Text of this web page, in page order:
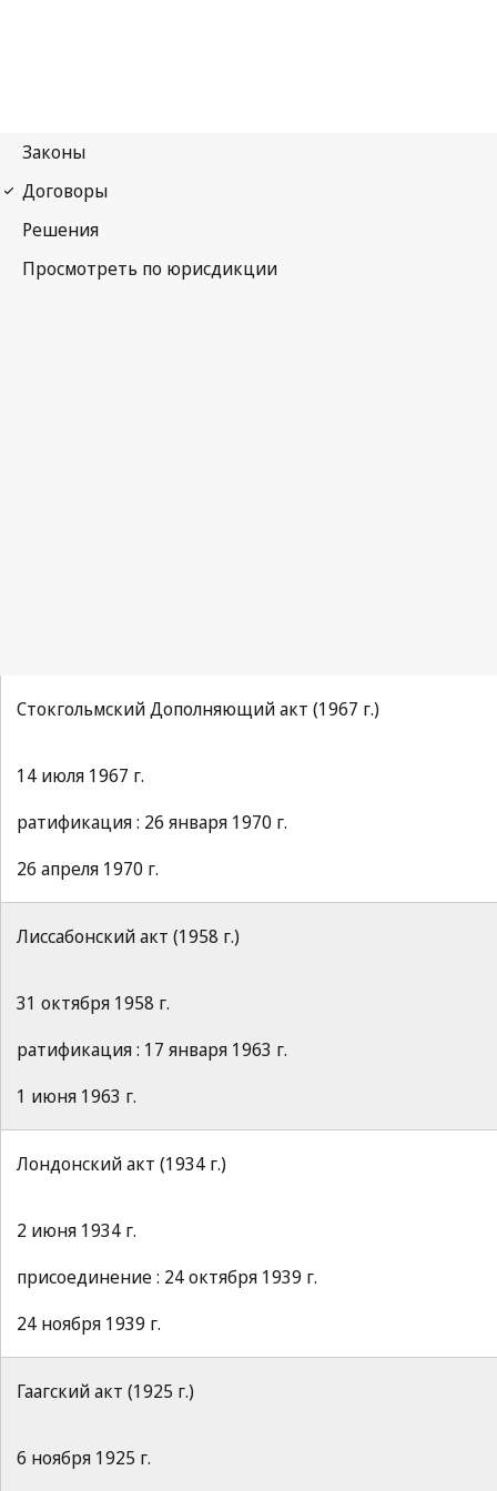
Стокгольмский Дополняющий акт (1967 г.)
14 июля 1967 г.
ратификация : 26 января 1970 г.
26 апреля 1970 г.
Лиссабонский акт (1958 г.)
31 октября 1958 г.
ратификация : 17 января 1963 г.
1 июня 1963 г.
Лондонский акт (1934 г.)
2 июня 1934 г.
присоединение : 24 октября 1939 г.
24 ноября 1939 г.
Гаагский акт (1925 г.)
6 ноября 1925 г.